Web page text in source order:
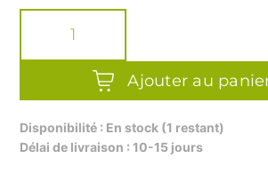
Largeur d'assise :
Taille du produit (LxlxH) :
Matériaux (matière de la housse) :
Matériaux (structure) :Acier
Matériaux (palette) : Polypropylène
Rembourrage (siège) : SG32 Mousse
de
Ajouter au
Disponibilité : En stock (1 restant)
Délai de livraison : 10-15 jours